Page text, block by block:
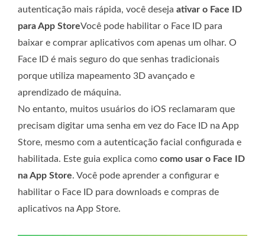
autenticação mais rápida, você deseja ativar o Face ID
para App StoreVocê pode habilitar o Face ID para
baixar e comprar aplicativos com apenas um olhar. O
Face ID é mais seguro do que senhas tradicionais
porque utiliza mapeamento 3D avançado e
aprendizado de máquina.
No entanto, muitos usuários do iOS reclamaram que
precisam digitar uma senha em vez do Face ID na App
Store, mesmo com a autenticação facial configurada e
habilitada. Este guia explica como como usar o Face ID
na App Store. Você pode aprender a configurar e
habilitar o Face ID para downloads e compras de
aplicativos na App Store.